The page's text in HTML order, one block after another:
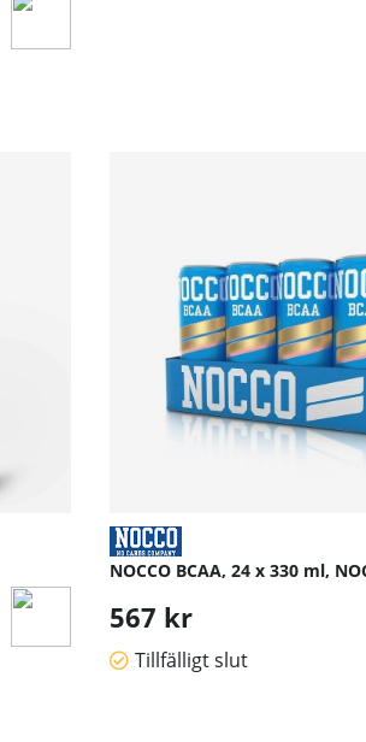
NOCCO BCAA, 24 x 330 ml,
567 kr
Tillfälligt slut